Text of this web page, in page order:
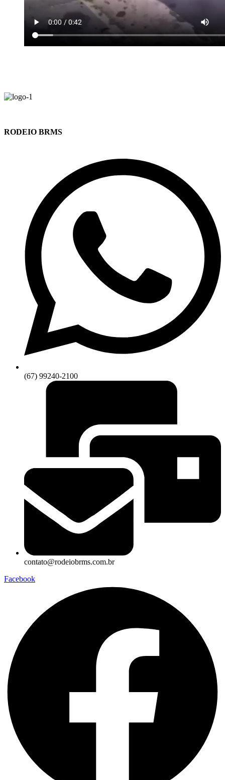
RODEIO BRMS
(67) 99240-2100
contato@rodeiobrms.com.br
Facebook